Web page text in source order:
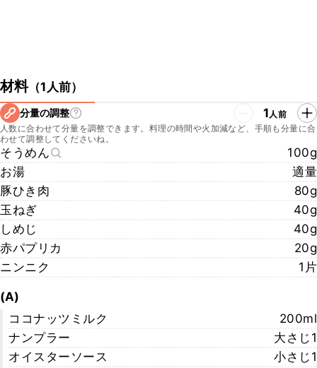
材料（1人前）
分量の調整 1人前
人数に合わせて分量を調整できます。料理の時間や火加減など、手順も分量に合
わせて調整してくださいね。
そうめん
100g
お湯
適量
豚ひき肉
80g
玉ねぎ
40g
しめじ
40g
赤パプリカ
20g
ニンニク
1片
(A)
ココナッツミルク
200ml
ナンプラー
大さじ1
オイスターソース
小さじ1